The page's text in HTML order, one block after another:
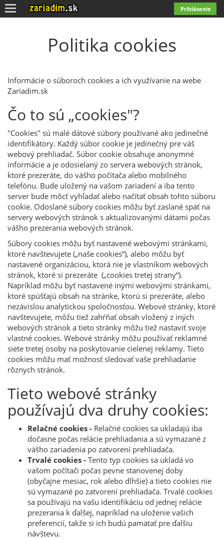
Prihlásenie
Toggle
navigation
Politika cookies
Informácie o súboroch cookies a ich využívanie na webe
Zariadim.sk
Čo to sú „cookies"?
"Cookies" sú malé dátové súbory používané ako jedinečné
identifikátory. Každý súbor cookie je jedinečný pre váš
webový prehliadač. Súbor cookie obsahuje anonymné
informácie a je odosielaný zo servera webových stránok,
ktoré prezeráte, do vášho počítača alebo mobilného
telefónu. Bude uložený na vašom zariadení a iba tento
server bude môcť vyhľadať alebo načítať obsah tohto súboru
cookie. Odoslané súbory cookies môžu byť zaslané späť na
servery webových stránok s aktualizovanými dátami počas
vášho prezerania webových stránok.
Súbory cookies môžu byť nastavené webovými stránkami,
ktoré navštevujete („naše cookies“), alebo môžu byť
nastavené organizáciou, ktorá nie je vlastníkom webových
stránok, ktoré si prezeráte („cookies tretej strany“).
Napríklad môžu byť nastavené inými webovými stránkami,
ktoré spúšťajú obsah na stránke, ktorú si prezeráte, alebo
nezávislou analytickou spoločnosťou. Webové stránky, ktoré
navštevujete, môžu tiež zahŕňať obsah vložený z iných
webových stránok a tieto stránky môžu tiež nastaviť svoje
vlastné cookies. Webové stránky môžu používať reklamné
siete tretej osoby na poskytovanie cielenej reklamy. Tieto
cookies môžu mať možnosť sledovať vaše prehliadanie
rôznych stránok.
Tieto webové stránky
používajú dva druhy cookies:
Relačné cookies - Relačné cookies sa ukladajú iba
dočasne počas relácie prehliadania a sú vymazané z
vášho zariadenia po zatvorení prehliadača.
Trvalé cookies - Tento typ cookies sa ukladá vo
vašom počítači počas pevne stanovenej doby
(obyčajne mesiac, rok alebo dlhšie) a tieto cookies nie
sú vymazané po zatvorení prehliadača. Trvalé cookies
sa používajú na vašu identifikáciu od jednej relácie
prezerania k ďalšej, napríklad na uloženie vašich
preferencií, takže si ich budú pamätať pre ďalšiu
návštevu.